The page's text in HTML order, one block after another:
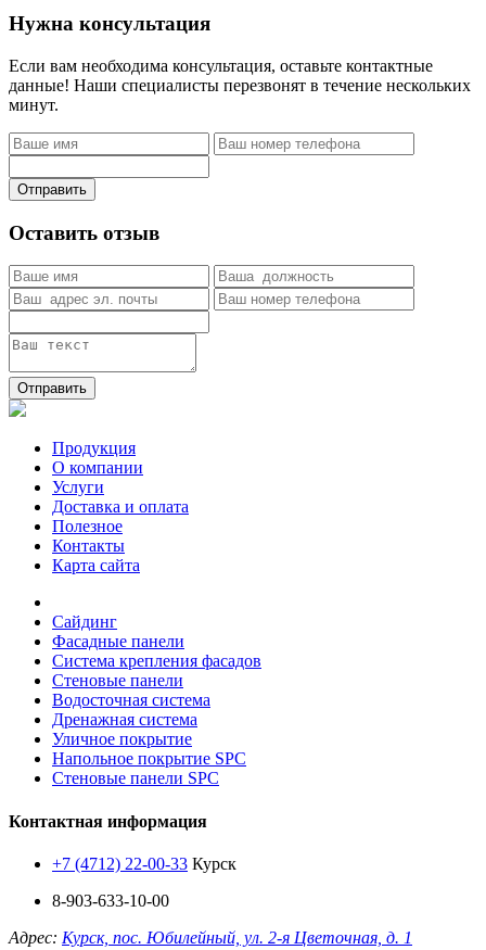
Нужна консультация
Если вам необходима консультация, оставьте контактные
данные! Наши специалисты перезвонят в течение нескольких
минут.
Отправить
Оставить отзыв
Отправить
Продукция
О компании
Услуги
Доставка и оплата
Полезное
Контакты
Карта сайта
Сайдинг
Фасадные панели
Система крепления фасадов
Стеновые панели
Водосточная система
Дренажная система
Уличное покрытие
Напольное покрытие SPC
Стеновые панели SPC
Контактная информация
+7 (4712) 22-00-33 Курск
8-903-633-10-00
Адрес: Курск, пос. Юбилейный, ул. 2-я Цветочная, д. 1